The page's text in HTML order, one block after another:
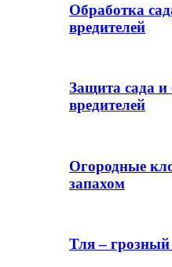
Обработка
вредителей
Защита сада и
вредителей
Огородные
запахом
Тля – грозный